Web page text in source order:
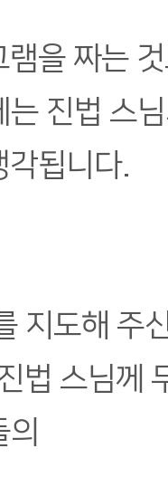
을 짜는
는 진법 스
각됩니다.
지도해 주
법 스님께